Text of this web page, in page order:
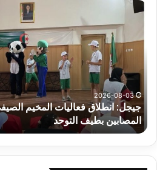
جيجل:
المخيم
لفائدة
الأطفال
المصابين
بطيف
التوحد
2026-08-03
جيجل: انطلاق فعاليات المخيم
المصابين بطيف التوحد